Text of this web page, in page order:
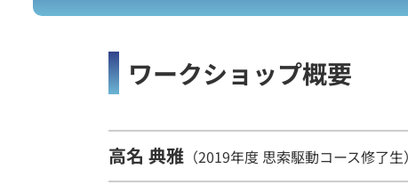
ワークショップ概要
高名 典雅 （2019年度 思索駆動コース修了生）